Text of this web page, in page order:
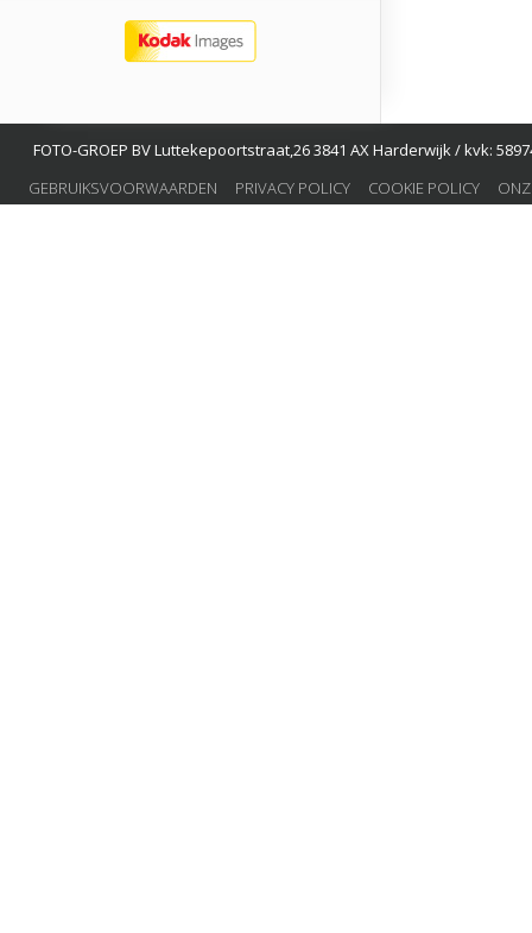
FOTO-GROEP BV Luttekepoortstraat,26 3841 AX Harderwijk / kvk:
GEBRUIKSVOORWAARDEN
PRIVACY POLICY COOKIE POLICY